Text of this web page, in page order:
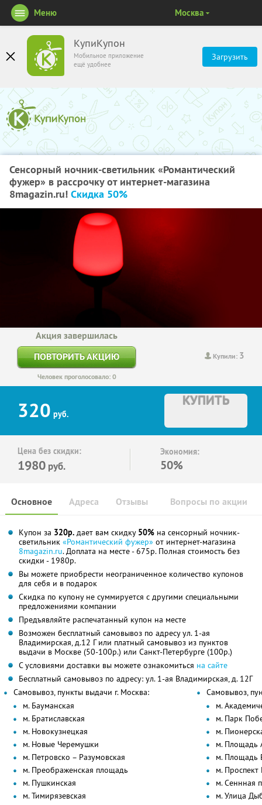
КупиКупон
Мобильное приложение
ещё удобнее
Загрузить
Меню Москва
Сенсорный ночник-светильник «Романтический
фужер» в рассрочку от интернет-магазина
8magazin.ru! Скидка 50%
Купили: 3
Акция завершилась
ПОВТОРИТЬ АКЦИЮ
Человек проголосовало: 0
320 руб.
КУПИТЬ
Цена без скидки:
1980 руб.
Экономия:
50%
Основное Отзывы Вопросы по акции
Адреса
Купон за 320р. дает вам скидку 50% на сенсорный ночник-
светильник «Романтический фужер» от интернет-магазина
8magazin.ru. Доплата на месте - 675р. Полная стоимость без
скидки - 1980р.
Вы можете приобрести неограниченное количество купонов
для себя и в подарок
Скидка по купону не суммируется с другими специальными
предложениями компании
Предъявляйте распечатанный купон на месте
Возможен бесплатный самовывоз по адресу ул. 1-ая
Владимирская, д.12 Г или платный самовывоз из пунктов
выдачи в Москве (50-100р.) или Санкт-Петербурге (100р.)
С условиями доставки вы можете ознакомиться на сайте
Бесплатный самовывоз по адресу: ул. 1-ая Владимирская, д. 12Г
Самовывоз, пункты выдачи г. Москва:
м. Бауманская
м. Братиславская
м. Новокузнецкая
м. Новые Черемушки
м. Петровско – Разумовская
м. Преображенская площадь
м. Пушкинская
м. Тимирязевская
Самовывоз,
м.
м. Парк
м.
м. Площадь
м. Площадь
м.
м. Сеннная
м. Улица